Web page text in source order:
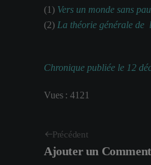
(1) Vers un monde sans
(2) La théorie générale de
Chronique publiée le 12
Vues : 4121
Précédent
Ajouter un